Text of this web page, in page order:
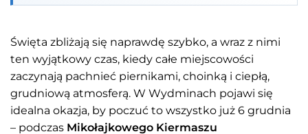
Święta zbliżają się naprawdę szybko, a wraz z nimi
ten wyjątkowy czas, kiedy całe miejscowości
zaczynają pachnieć piernikami, choinką i ciepłą,
grudniową atmosferą. W Wydminach pojawi się
idealna okazja, by poczuć to wszystko już 6 grudnia
– podczas Mikołajkowego Kiermaszu